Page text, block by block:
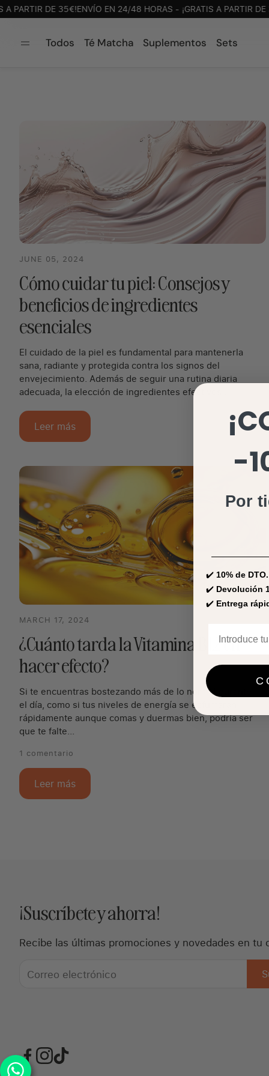
DE 35€!ENVÍO EN 24/48 HORAS - ¡GRATIS A PARTIR DE
Todos Té Matcha Suplementos Sets
JUNE 05, 2024
Cómo cuidar tu piel: Consejos y
beneficios de ingredientes
esenciales
El cuidado de la piel es fundamental para mantenerla
sana, radiante y protegida contra los signos del
envejecimiento. Además de seguir una rutina diaria
adecuada, la elección de ingredientes efectivos...
Leer más
MARCH 17, 2024
¿Cuánto tarda la Vitamina B12 en
hacer efecto?
Si te encuentras bostezando más de lo normal durante
el día, como si tus niveles de energía se esfumaran
rápidamente aunque comas y duermas bien, podría ser
que te falte...
1 comentario
Leer más
¡Suscríbete y ahorra!
Recibe las últimas promociones y novedades en tu
-
Por
✔️ 10% de DTO.
✔️ Devolución
✔️ Entrega